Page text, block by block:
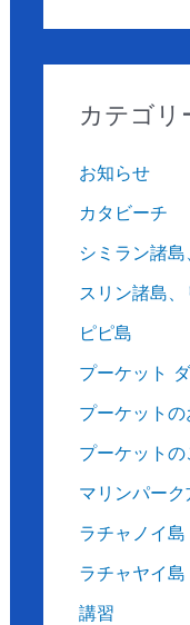
カテゴリ
お知らせ
カタビーチ
シミラン諸
スリン諸島
ピピ島
プーケット
プーケットの
プーケットの
マリンパー
ラチャノイ島
ラチャヤイ島
講習